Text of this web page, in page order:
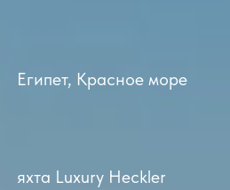
Египет, Красное море
яхта Luxury Heckler